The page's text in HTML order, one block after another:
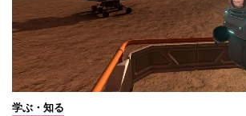
学ぶ・知る